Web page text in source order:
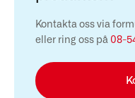
Kontakta oss via
eller ring oss på 08-